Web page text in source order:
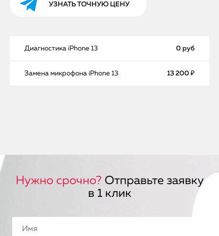
УЗНАТЬ ТОЧНУЮ ЦЕНУ
Диагностика iPhone 13 0 руб
Замена микрофона iPhone 13 13 200 ₽
Нужно срочно? Отправьте заявку
в 1 клик